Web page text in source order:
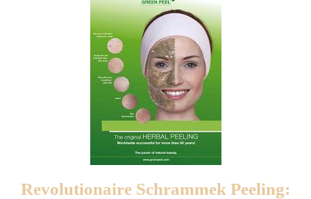
Revolutionaire Schrammek Peeling: